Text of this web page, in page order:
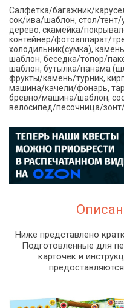
Салфетка/багажник/
сок/ива/шаблон, стол/
дерево, скамейка/
контейнер/фотоаппарат/
холодильник(сумка),
шаблон, беседка/топор/
шаблон, бутылка/панама
фрукты/камень/турник,
машина/качели/фонарь,
бревно/машина/шаблон,
велосипед/песочница/
Ниже представлено
Подготовленные для
карточек и